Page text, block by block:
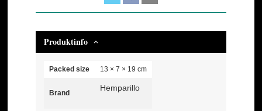
Produktinfo
Packed size 13 × 7 × 19 cm
Brand
Hemparillo